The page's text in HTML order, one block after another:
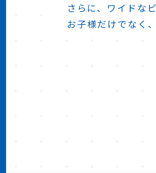
さらに、ワイドな
お子様だけでなく